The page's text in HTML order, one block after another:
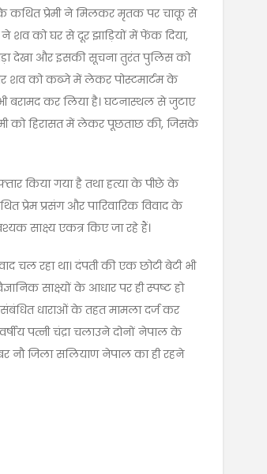
कथित प्रेमी ने मिलकर मृतक पर चाकू से
ने शव को घर से दूर झाड़ियों में फेंक दिया,
देखा और इसकी सूचना तुरंत पुलिस को
शव को कब्जे में लेकर पोस्टमार्टम के
बरामद कर लिया है। घटनास्थल से जुटाए
को हिरासत में लेकर पूछताछ की, जिसके
किया गया है तथा हत्या के पीछे के
प्रेम प्रसंग और पारिवारिक विवाद के
साक्ष्य एकत्र किए जा रहे हैं।
रहा था। दंपती की एक छोटी बेटी भी
साक्ष्यों के आधार पर ही स्पष्ट हो
धाराओं के तहत मामला दर्ज कर
पत्नी चंद्रा चलाउने दोनों नेपाल के
नंबर नौ जिला सलियाण नेपाल का ही रहने